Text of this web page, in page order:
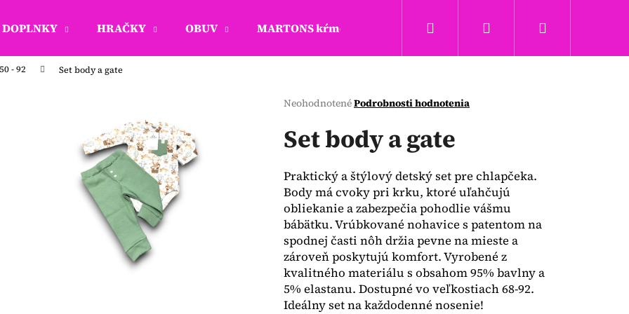
DOPLNKY HRAČKY OBUV MARTONS kŕmenie a hryzadla Täta rings Obchodné
Prihlásenie
- 92 Set body a gate
Priemerné
produktu
je
z
5
hviezdičiek.
NeohodnotenéPodrobnosti hodnotenia
Set body a gate
Praktický a štýlový detský set pre chlapčeka.
Body má cvoky pri krku, ktoré uľahčujú
obliekanie a zabezpečia pohodlie vášmu
bábätku. Vrúbkované nohavice s patentom na
spodnej časti nôh držia pevne na mieste a
zároveň poskytujú komfort. Vyrobené z
kvalitného materiálu s obsahom 95% bavlny a
5% elastanu. Dostupné vo veľkostiach 68-92.
Ideálny set na každodenné nosenie!
Čo potrebujete nájsť?
HĽADAŤ
Odporúčame
Nasledujúce